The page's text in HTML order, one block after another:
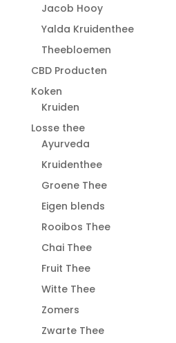
Jacob Hooy
Yalda Kruidenthee
Theebloemen
CBD Producten
Koken
Kruiden
Losse thee
Ayurveda
Kruidenthee
Groene Thee
Eigen blends
Rooibos Thee
Chai Thee
Fruit Thee
Witte Thee
Zomers
Zwarte Thee